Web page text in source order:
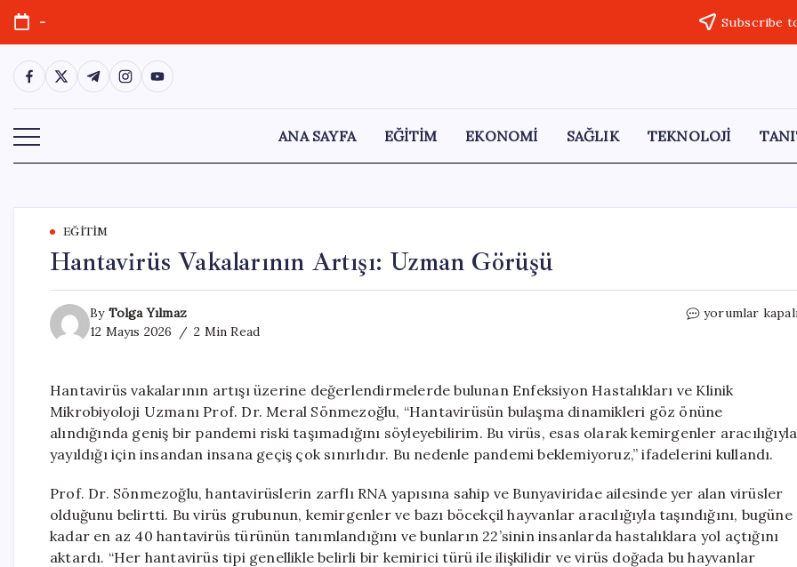
Skip
content
- Subscribe
https://www.facebook.com/
https://twitter.com/
https://t.me/
https://www.instagram.com/
https://youtube.com/
ANA SAYFA EĞİTİM EKONOMİ SAĞLIK TEKNOLOJİ
EĞITIM
Hantavirüs Vakalarının Artışı: Uzman Görüşü
By Tolga Yılmaz
12 Mayıs 2026
2 Min Read
Hantavirüs
Görüşü
için
yorumlar
Hantavirüs vakalarının artışı üzerine değerlendirmelerde bulunan Enfeksiyon Hastalıkları ve Klinik
Mikrobiyoloji Uzmanı Prof. Dr. Meral Sönmezoğlu, “Hantavirüsün bulaşma dinamikleri göz önüne
alındığında geniş bir pandemi riski taşımadığını söyleyebilirim. Bu virüs, esas olarak kemirgenler aracılığıyla
yayıldığı için insandan insana geçiş çok sınırlıdır. Bu nedenle pandemi beklemiyoruz,” ifadelerini kullandı.
Prof. Dr. Sönmezoğlu, hantavirüslerin zarflı RNA yapısına sahip ve Bunyaviridae ailesinde yer alan virüsler
olduğunu belirtti. Bu virüs grubunun, kemirgenler ve bazı böcekçil hayvanlar aracılığıyla taşındığını, bugüne
kadar en az 40 hantavirüs türünün tanımlandığını ve bunların 22’sinin insanlarda hastalıklara yol açtığını
aktardı. “Her hantavirüs tipi genellikle belirli bir kemirici türü ile ilişkilidir ve virüs doğada bu hayvanlar